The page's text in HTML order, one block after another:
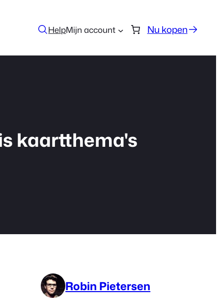
HelpMijn account Nu kopen
kaartthema's
Robin Pietersen